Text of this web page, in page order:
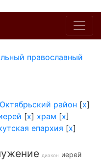
православный
Октябрьский район [x]
[x] храм [x]
епархия [x]
диакон иерей